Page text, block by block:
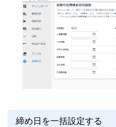
締め日を一括設定する